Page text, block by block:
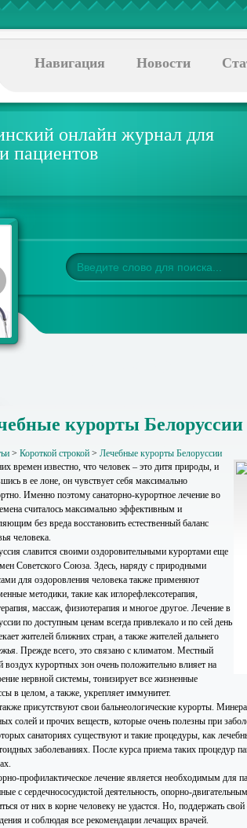
Навигация Новости
онлайн журнал для
пациентов
курорты Белоруссии
> Короткой строкой > Лечебные курорты Белоруссии
времен известно, что человек – это дитя природы, и
в ее лоне, он чувствует себя максимально
Именно поэтому санаторно-курортное лечение во
считалось максимально эффективным и
без вреда восстановить естественный баланс
человека.
славится своими оздоровительными курортами еще
Советского Союза. Здесь, наряду с природными
для оздоровления человека также применяют
методики, такие как иглорефлексотерапия,
массаж, физиотерапия и многое другое. Лечение в
по доступным ценам всегда привлекало и по сей день
жителей ближних стран, а также жителей дальнего
Прежде всего, это связано с климатом. Местный
воздух курортных зон очень положительно влияет на
нервной системы, тонизирует все жизненные
в целом, а также, укрепляет иммунитет.
присутствуют свои бальнеологические курорты.
солей и прочих веществ, которые очень полезны при
санаториях существуют и такие процедуры, как
заболеваниях. После курса приема таких процедур
профилактическое лечение является необходимым для
с сердечнососудистой деятельность, опорно-
от них в корне человеку не удастся. Но, поддержать
и соблюдая все рекомендации лечащих врачей.